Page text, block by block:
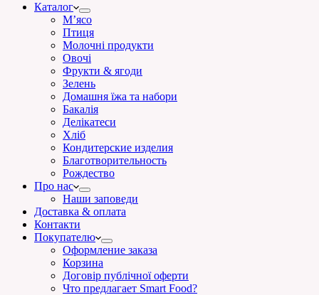
Каталог
М’ясо
Птиця
Молочні продукти
Овочі
Фрукти & ягоди
Зелень
Домашня їжа та набори
Бакалія
Делікатеси
Хліб
Кондитерские изделия
Благотворительность
Рождество
Про нас
Наши заповеди
Доставка & оплата
Контакти
Покупателю
Оформление заказа
Корзина
Договір публічної оферти
Что предлагает Smart Food?